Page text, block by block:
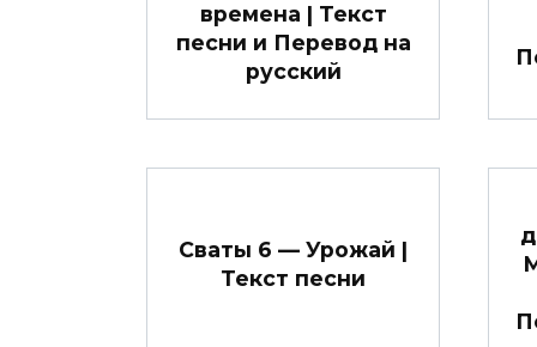
времена | Текст
песни и Перевод на
русский
Сваты 6 — Урожай |
Текст песни